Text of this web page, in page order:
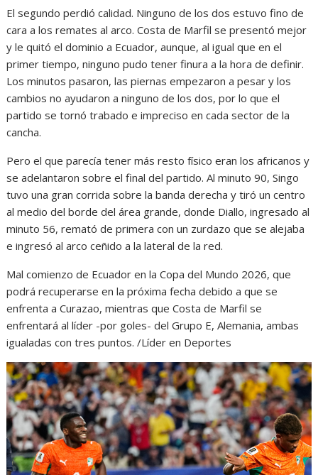
El segundo perdió calidad. Ninguno de los dos estuvo fino de
cara a los remates al arco. Costa de Marfil se presentó mejor
y le quitó el dominio a Ecuador, aunque, al igual que en el
primer tiempo, ninguno pudo tener finura a la hora de definir.
Los minutos pasaron, las piernas empezaron a pesar y los
cambios no ayudaron a ninguno de los dos, por lo que el
partido se tornó trabado e impreciso en cada sector de la
cancha.
Pero el que parecía tener más resto físico eran los africanos y
se adelantaron sobre el final del partido. Al minuto 90, Singo
tuvo una gran corrida sobre la banda derecha y tiró un centro
al medio del borde del área grande, donde Diallo, ingresado al
minuto 56, remató de primera con un zurdazo que se alejaba
e ingresó al arco ceñido a la lateral de la red.
Mal comienzo de Ecuador en la Copa del Mundo 2026, que
podrá recuperarse en la próxima fecha debido a que se
enfrenta a Curazao, mientras que Costa de Marfil se
enfrentará al líder -por goles- del Grupo E, Alemania, ambas
igualadas con tres puntos. /Líder en Deportes